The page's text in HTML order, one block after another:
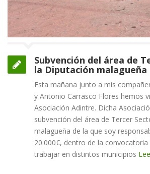
Subvención del área de
la Diputación malagueña
Esta mañana junto a mis
y Antonio Carrasco Flores hemos
Asociación Adintre. Dicha
subvención del área de Tercer
malagueña de la que soy
20.000€, dentro de la convocatoria
trabajar en distintos municipios